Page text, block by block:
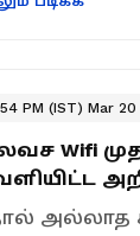
PM (IST) Mar 20
Wifi
அல்லாத